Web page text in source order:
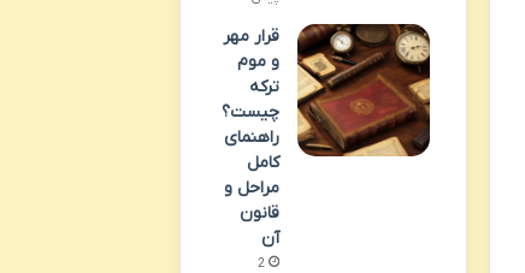
قرار مهر
و موم
ترکه
چیست؟
راهنمای
کامل
مراحل و
قانون
آن
2